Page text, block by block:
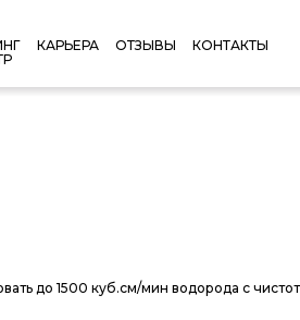
КАРЬЕРА ОТЗЫВЫ КОНТАКТЫ
до 1500 куб.см/мин водорода с